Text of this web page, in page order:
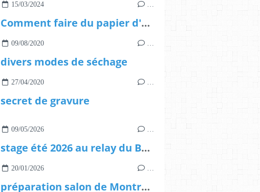
15/03/2024 …
Comment faire du papier d'amadouvier
09/08/2020 …
divers modes de séchage
27/04/2020 …
secret de gravure
09/05/2026 …
stage été 2026 au relay du Bellay à Montreuil Bellay ANNULE
20/01/2026 …
préparation salon de Montreuil Bellay 20,21,22 février 2026